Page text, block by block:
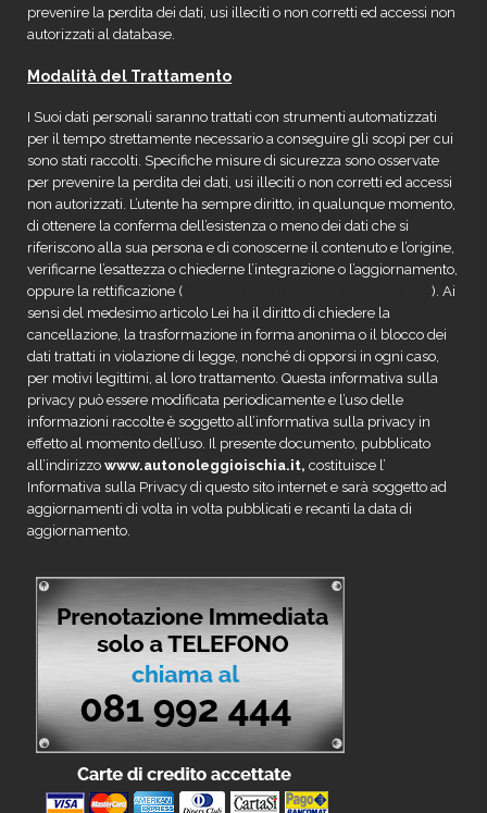
prevenire la perdita dei dati, usi illeciti o non corretti ed accessi non
autorizzati al database.
Modalità del Trattamento
I Suoi dati personali saranno trattati con strumenti automatizzati
per il tempo strettamente necessario a conseguire gli scopi per cui
sono stati raccolti. Specifiche misure di sicurezza sono osservate
per prevenire la perdita dei dati, usi illeciti o non corretti ed accessi
non autorizzati. L’utente ha sempre diritto, in qualunque momento,
di ottenere la conferma dell’esistenza o meno dei dati che si
riferiscono alla sua persona e di conoscerne il contenuto e l’origine,
verificarne l’esattezza o chiederne l’integrazione o l’aggiornamento,
oppure la rettificazione ( GDPR – Regolamento UE 2016/679). Ai
sensi del medesimo articolo Lei ha il diritto di chiedere la
cancellazione, la trasformazione in forma anonima o il blocco dei
dati trattati in violazione di legge, nonché di opporsi in ogni caso,
per motivi legittimi, al loro trattamento. Questa informativa sulla
privacy può essere modificata periodicamente e l’uso delle
informazioni raccolte è soggetto all’informativa sulla privacy in
effetto al momento dell’uso. Il presente documento, pubblicato
all’indirizzowww.autonoleggioischia.it, costituisce l’
Informativa sulla Privacy di questo sito internet e sarà soggetto ad
aggiornamenti di volta in volta pubblicati e recanti la data di
aggiornamento.